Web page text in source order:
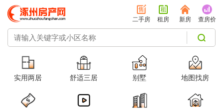
二手房 租房 新房 查房价
实用两居 舒适三居 别墅 地图找房